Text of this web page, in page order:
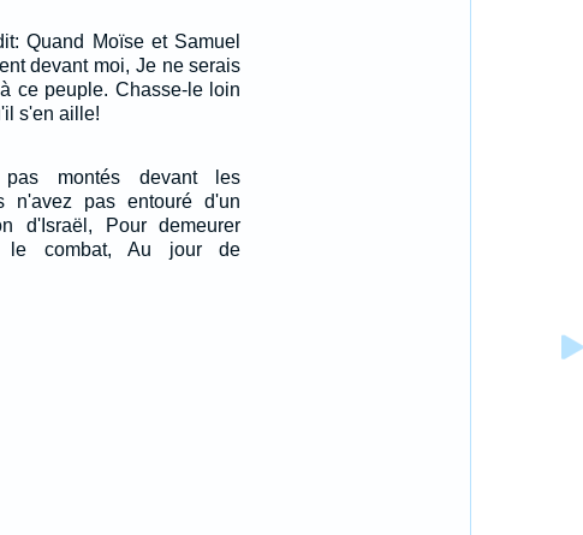
Quand Moïse et Samuel
devant moi, Je ne serais
ce peuple. Chasse-le loin
s'en aille!
montés devant les
n'avez pas entouré d'un
d'Israël, Pour demeurer
le combat, Au jour de